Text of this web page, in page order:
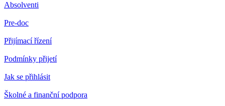
Absolventi
Pre-doc
Přijímací řízení
Podmínky přijetí
Jak se přihlásit
Školné a finanční podpora